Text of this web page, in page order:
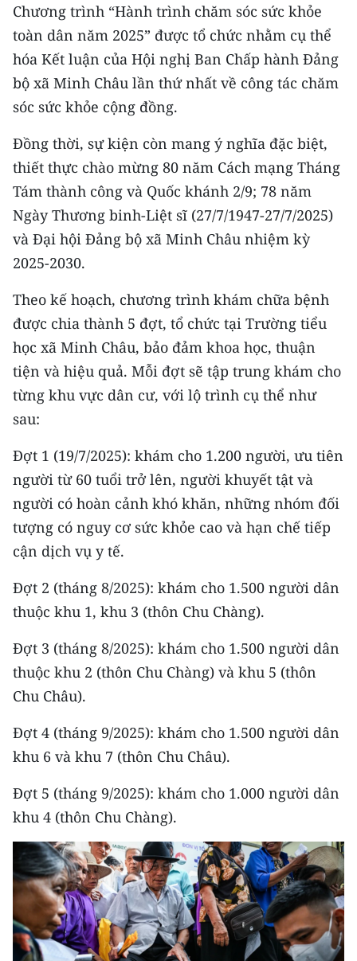
Đồng bằng sông Hồng
Bắc Trung Bộ
Duyên hải Nam Trung Bộ và Tây
Nguyên
Đông Nam Bộ
Đồng bằng sông Cửu Long
Chuyên trang Hà Nội
Chuyên trang TP. Hồ Chí Minh
CÁC CHUYÊN TRANG
VỀ BÁO NHÂN DÂN
THỜI NAY
NHÂN DÂN CUỐI TUẦN
NHÂN DÂN HẰNG THÁNG
MUA BÁO
ĐỌC BÁO IN
ENGLISH
中文
FRANÇAIS
РУССКИЙ
ESPAÑOL
한국어
Chương trình “Hành trình chăm sóc sức khỏe
toàn dân năm 2025” được tổ chức nhằm cụ thể
hóa Kết luận của Hội nghị Ban Chấp hành Đảng
bộ xã Minh Châu lần thứ nhất về công tác chăm
sóc sức khỏe cộng đồng.
Đồng thời, sự kiện còn mang ý nghĩa đặc biệt,
thiết thực chào mừng 80 năm Cách mạng Tháng
Tám thành công và Quốc khánh 2/9; 78 năm
Ngày Thương binh-Liệt sĩ (27/7/1947-27/7/2025)
và Đại hội Đảng bộ xã Minh Châu nhiệm kỳ
2025-2030.
Theo kế hoạch, chương trình khám chữa bệnh
được chia thành 5 đợt, tổ chức tại Trường tiểu
học xã Minh Châu, bảo đảm khoa học, thuận
tiện và hiệu quả. Mỗi đợt sẽ tập trung khám cho
từng khu vực dân cư, với lộ trình cụ thể như
sau:
Đợt 1 (19/7/2025): khám cho 1.200 người, ưu tiên
người từ 60 tuổi trở lên, người khuyết tật và
người có hoàn cảnh khó khăn, những nhóm đối
tượng có nguy cơ sức khỏe cao và hạn chế tiếp
cận dịch vụ y tế.
Đợt 2 (tháng 8/2025): khám cho 1.500 người dân
thuộc khu 1, khu 3 (thôn Chu Chàng).
Đợt 3 (tháng 8/2025): khám cho 1.500 người dân
thuộc khu 2 (thôn Chu Chàng) và khu 5 (thôn
Chu Châu).
Đợt 4 (tháng 9/2025): khám cho 1.500 người dân
khu 6 và khu 7 (thôn Chu Châu).
Đợt 5 (tháng 9/2025): khám cho 1.000 người dân
khu 4 (thôn Chu Chàng).